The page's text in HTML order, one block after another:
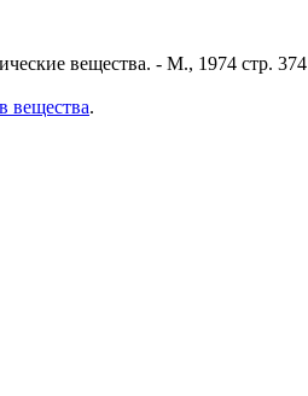
вещества. - М., 1974 стр. 374
вещества.